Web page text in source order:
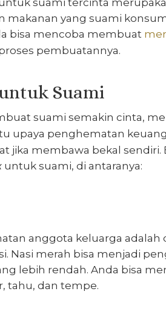
suami tercinta
makanan yang suami
bisa mencoba membuat
pembuatannya.
Suami
suami semakin cinta,
upaya penghematan
jika membawa bekal sendiri.
untuk suami, di antaranya:
anggota keluarga
Nasi merah bisa menjadi
lebih rendah. Anda bisa
tahu, dan tempe.